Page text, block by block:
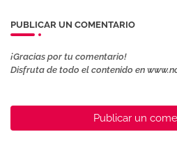
PUBLICAR UN COMENTARIO
¡Gracias por tu comentario!
Disfruta de todo el contenido en
Publicar un